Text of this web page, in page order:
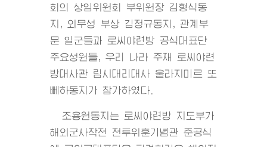
회의 상임위원회 부위원장 김형식동
지, 외무성 부상 김정규동지, 관계부
문 일군들과 로씨야련방 공식대표단
주요성원들, 우리 나라 주재 로씨야련
방대사관 림시대리대사 울라지미르 또
뻬하동지가 참가하였다.
조용원동지는 로씨야련방 지도부가
해외군사작전 전투위훈기념관 준공식